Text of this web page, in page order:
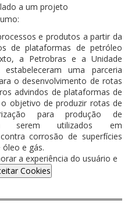
a um projeto
e produtos a partir da
de plataformas de petróleo
a Petrobras e a Unidade
uma parceria
o desenvolvimento de rotas
advindos de plataformas de
objetivo de produzir rotas de
para produção de
serem utilizados em
corrosão de superfícies
e gás.
a experiência do usuário e
Cookies